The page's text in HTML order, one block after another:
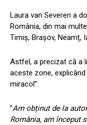
Laura van Severen a
România, din mai
Timiș, Brașov, Neamț,
Astfel, a precizat că a
aceste zone,
miracol”.
”Am obținut de la
România, am început